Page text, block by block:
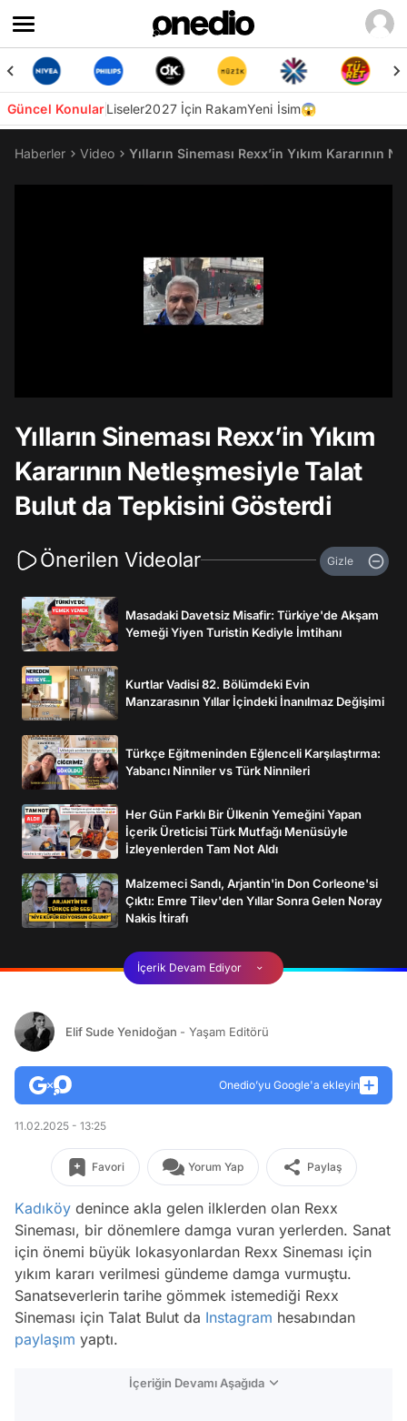
Güncel KonularLiseler2027 İçin RakamYeni İsim😱
Haberler Video Yılların Sineması Rexx’in Yıkım
Yılların Sineması Rexx’in Yıkım
Kararının Netleşmesiyle Talat
Bulut da Tepkisini Gösterdi
Önerilen Videolar Gizle
Masadaki Davetsiz Misafir: Türkiye'de Akşam
Yemeği Yiyen Turistin Kediyle İmtihanı
Kurtlar Vadisi 82. Bölümdeki Evin
Manzarasının Yıllar İçindeki İnanılmaz Değişimi
Türkçe Eğitmeninden Eğlenceli Karşılaştırma:
Yabancı Ninniler vs Türk Ninnileri
Her Gün Farklı Bir Ülkenin Yemeğini Yapan
İçerik Üreticisi Türk Mutfağı Menüsüyle
İzleyenlerden Tam Not Aldı
Malzemeci Sandı, Arjantin'in Don Corleone'si
Çıktı: Emre Tilev'den Yıllar Sonra Gelen Noray
Nakis İtirafı
İçerik Devam Ediyor
Elif Sude Yenidoğan - Yaşam Editörü
Onedio’yu Google'a ekleyin
11.02.2025 - 13:25
Favori Yorum Yap Paylaş
Kadıköy denince akla gelen ilklerden olan Rexx
Sineması, bir dönemlere damga vuran yerlerden. Sanat
için önemi büyük lokasyonlardan Rexx Sineması için
yıkım kararı verilmesi gündeme damga vurmuştu.
Sanatseverlerin tarihe gömmek istemediği Rexx
Sineması için Talat Bulut da Instagram hesabından
paylaşım yaptı.
İçeriğin Devamı Aşağıda